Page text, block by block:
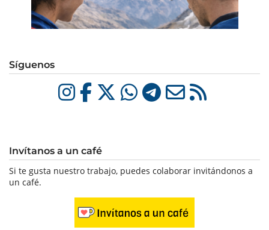
Síguenos
Invítanos a un café
Si te gusta nuestro trabajo, puedes colaborar invitándonos a
un café.